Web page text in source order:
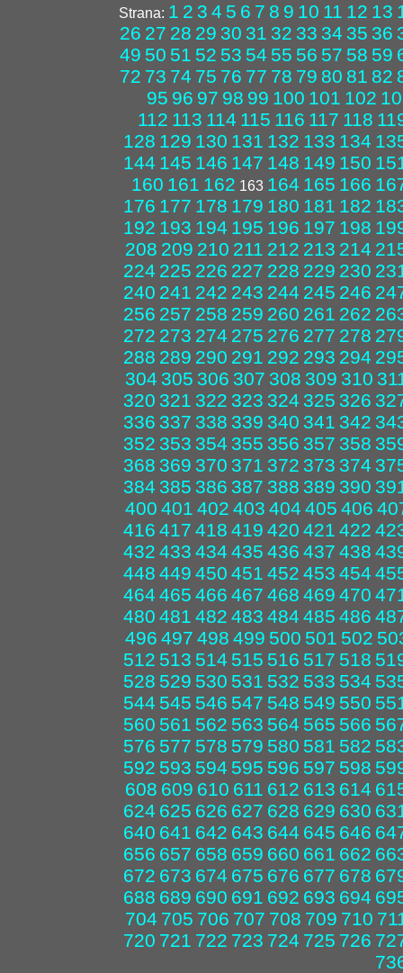
Strana: 1 2 3 4 5 6 7 8 9 10 11 12 13
26 27 28 29 30 31 32 33 34 35 36
49 50 51 52 53 54 55 56 57 58 59
72 73 74 75 76 77 78 79 80 81 82
95 96 97 98 99 100 101 102
112 113 114 115 116 117 118
128 129 130 131 132 133 134
144 145 146 147 148 149 150
160 161 162 163 164 165 166
176 177 178 179 180 181 182
192 193 194 195 196 197 198
208 209 210 211 212 213 214
224 225 226 227 228 229 230
240 241 242 243 244 245 246
256 257 258 259 260 261 262
272 273 274 275 276 277 278
288 289 290 291 292 293 294
304 305 306 307 308 309 310
320 321 322 323 324 325 326
336 337 338 339 340 341 342
352 353 354 355 356 357 358
368 369 370 371 372 373 374
384 385 386 387 388 389 390
400 401 402 403 404 405 406
416 417 418 419 420 421 422
432 433 434 435 436 437 438
448 449 450 451 452 453 454
464 465 466 467 468 469 470
480 481 482 483 484 485 486
496 497 498 499 500 501 502
512 513 514 515 516 517 518
528 529 530 531 532 533 534
544 545 546 547 548 549 550
560 561 562 563 564 565 566
576 577 578 579 580 581 582
592 593 594 595 596 597 598
608 609 610 611 612 613 614
624 625 626 627 628 629 630
640 641 642 643 644 645 646
656 657 658 659 660 661 662
672 673 674 675 676 677 678
688 689 690 691 692 693 694
704 705 706 707 708 709 710
720 721 722 723 724 725 726